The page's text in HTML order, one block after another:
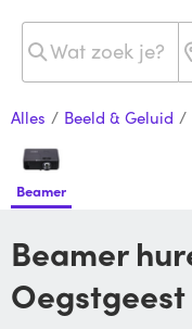
Alles / Beeld & Geluid /
Beamer
Beamer huren van je buren in
Oegstgeest